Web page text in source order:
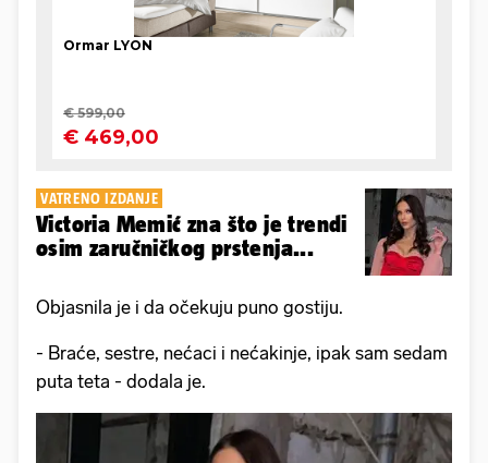
VATRENO IZDANJE
Victoria Memić zna što je trendi
osim zaručničkog prstenja...
Objasnila je i da očekuju puno gostiju.
- Braće, sestre, nećaci i nećakinje, ipak sam sedam
puta teta - dodala je.